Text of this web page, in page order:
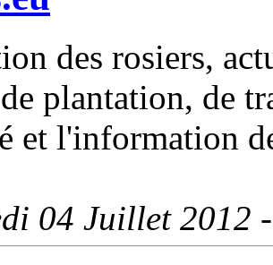
des rosiers,
plantation, de
et l'information
04 Juillet 2012